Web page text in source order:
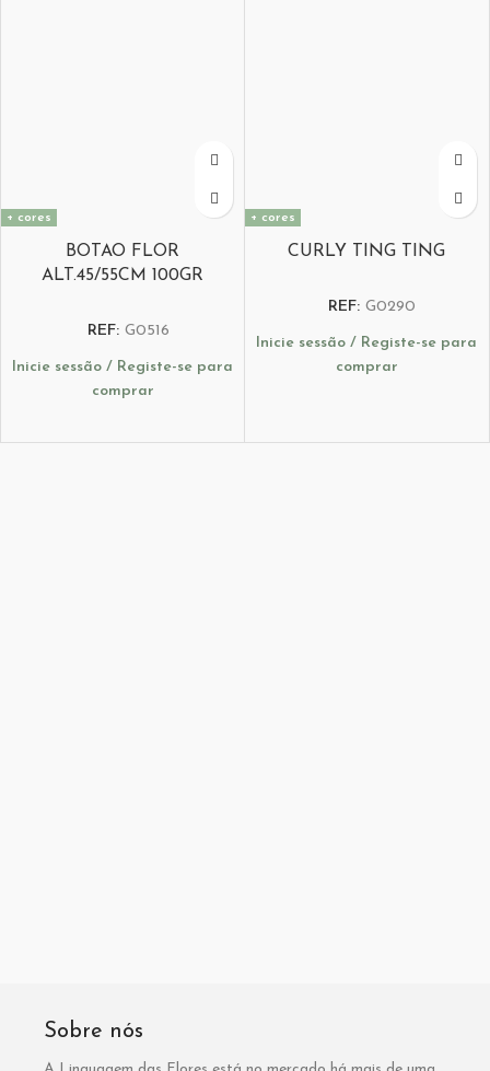
+ cores
BOTAO FLOR
ALT.45/55CM 100GR
REF: G0516
Inicie sessão / Registe-se para
comprar
+ cores
CURLY TING TING
REF: G0290
Inicie sessão / Registe-se para
comprar
Sobre nós